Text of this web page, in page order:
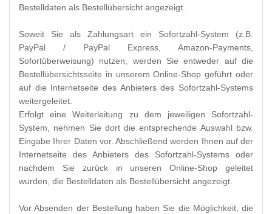
Bestelldaten als Bestellübersicht angezeigt.
Soweit Sie als Zahlungsart ein Sofortzahl-System (z.B.
PayPal / PayPal Express, Amazon-Payments,
Sofortüberweisung) nutzen, werden Sie entweder auf die
Bestellübersichtsseite in unserem Online-Shop geführt oder
auf die Internetseite des Anbieters des Sofortzahl-Systems
weitergeleitet.
Erfolgt eine Weiterleitung zu dem jeweiligen Sofortzahl-
System, nehmen Sie dort die entsprechende Auswahl bzw.
Eingabe Ihrer Daten vor. Abschließend werden Ihnen auf der
Internetseite des Anbieters des Sofortzahl-Systems oder
nachdem Sie zurück in unseren Online-Shop geleitet
wurden, die Bestelldaten als Bestellübersicht angezeigt.
Vor Absenden der Bestellung haben Sie die Möglichkeit, die